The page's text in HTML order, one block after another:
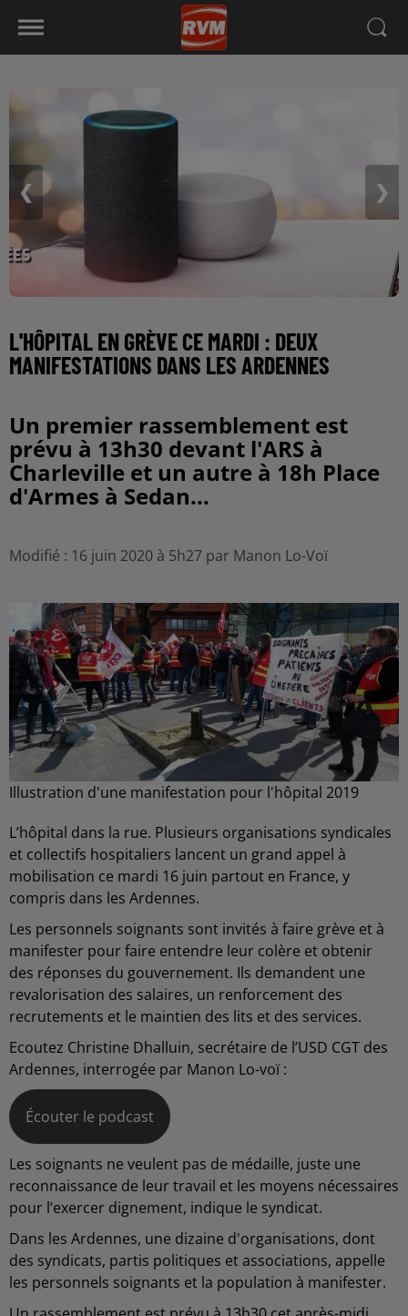
❮ ❯
L'HÔPITAL EN GRÈVE CE MARDI : DEUX
MANIFESTATIONS DANS LES ARDENNES
Un premier rassemblement est
prévu à 13h30 devant l'ARS à
Charleville et un autre à 18h Place
d'Armes à Sedan...
Modifié : 16 juin 2020 à 5h27 par Manon Lo-Voï
Illustration d'une manifestation pour l'hôpital 2019
L’hôpital dans la rue. Plusieurs organisations syndicales
et collectifs hospitaliers lancent un grand appel à
mobilisation ce mardi 16 juin partout en France, y
compris dans les Ardennes.
Les personnels soignants sont invités à faire grève et à
manifester pour faire entendre leur colère et obtenir
des réponses du gouvernement. Ils demandent une
revalorisation des salaires, un renforcement des
recrutements et le maintien des lits et des services.
Ecoutez Christine Dhalluin, secrétaire de l’USD CGT des
Ardennes, interrogée par Manon Lo-voï :
Écouter le podcast
Les soignants ne veulent pas de médaille, juste une
reconnaissance de leur travail et les moyens nécessaires
pour l’exercer dignement, indique le syndicat.
Dans les Ardennes, une dizaine d'organisations, dont
des syndicats, partis politiques et associations, appelle
les personnels soignants et la population à manifester.